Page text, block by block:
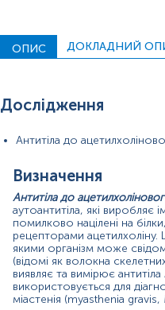
Антитіла ACHR
скелетними м’язами,
трьома основними
на нервових клітинах
блокуючі антитіла
рецепторах,
ацетилхоліну;
модулюючі антитіла
зв’язувати
м’язовою клітиною
м’язового з’єднання.
Кінцевим результатом
міастенії — хронічного
ОПИС ДОКЛАДНИЙ
Дослідження
Антитіла до
Визначення
Антитіла до
аутоантитіла, які виробляє
помилково націлені на
рецепторами ацетилхоліну.
якими організм може
(відомі як волокна
виявляє та вимірює
використовується для
міастенія (myasthenia gravis,